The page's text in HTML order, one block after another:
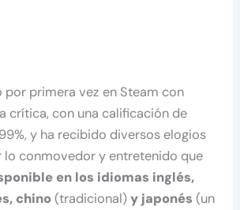
por primera vez en Steam con
crítica, con una calificación de
y ha recibido diversos elogios
lo conmovedor y entretenido que
en los idiomas inglés,
chino(tradicional)y japonés(un